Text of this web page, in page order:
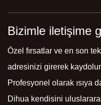
Bizimle iletişime
Özel fırsatlar ve en son
adresinizi girerek
Profesyonel olarak ısıya
Dihua kendisini